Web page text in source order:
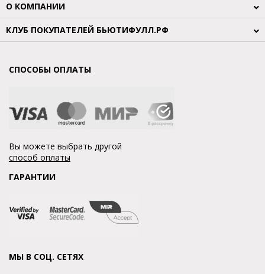
О КОМПАНИИ
КЛУБ ПОКУПАТЕЛЕЙ БЬЮТИФУЛЛ.РФ
СПОСОБЫ ОПЛАТЫ
Вы можете выбрать другой
способ оплаты
ГАРАНТИИ
МЫ В СОЦ. СЕТЯХ